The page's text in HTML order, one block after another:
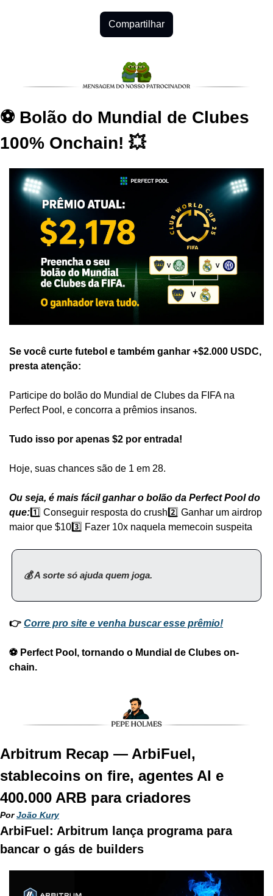
Compartilhar
⚽ Bolão do Mundial de Clubes
100% Onchain! 💥
Se você curte futebol e também ganhar +$2.000 USDC,
presta atenção:
Participe do bolão do Mundial de Clubes da FIFA na
Perfect Pool, e concorra a prêmios insanos.
Tudo isso por apenas $2 por entrada!
Hoje, suas chances são de 1 em 28.
Ou seja, é mais fácil ganhar o bolão da Perfect Pool do
que:1️⃣ Conseguir resposta do crush 2️⃣ Ganhar um airdrop
maior que $103️⃣ Fazer 10x naquela memecoin suspeita
💰 A sorte só ajuda quem joga.
👉 Corre pro site e venha buscar esse prêmio!
⚽ Perfect Pool, tornando o Mundial de Clubes on-
chain.
Arbitrum Recap — ArbiFuel,
stablecoins on fire, agentes AI e
400.000 ARB para criadores
Por João Kury
ArbiFuel: Arbitrum lança programa para
bancar o gás de builders